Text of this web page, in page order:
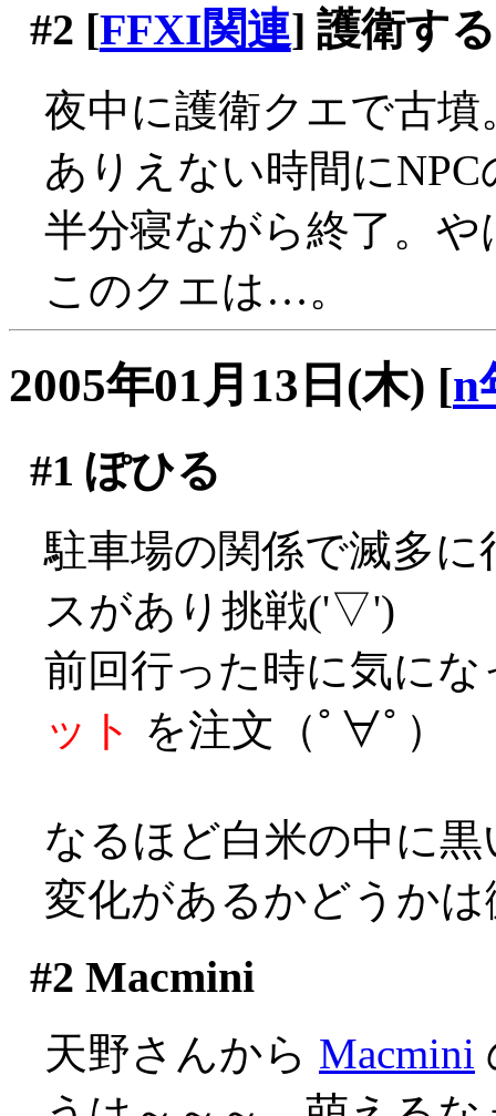
#2 [FFXI関連] 護衛す
夜中に護衛クエで古墳
ありえない時間に
半分寝ながら終了。
このクエは…。
2005年01月13日(木) [n
#1 ぽひる
駐車場の関係で滅多
スがあり挑戦('▽')
前回行った時に気に
ット を注文（ﾟ∀ﾟ）
なるほど白米の中に
変化があるかどうか
#2 Macmini
天野さんから Macmini